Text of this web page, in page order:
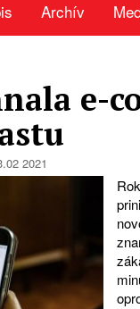
Archív
e-
2021